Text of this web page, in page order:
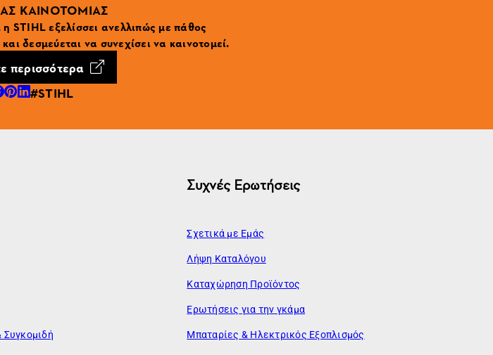
ΚΑΙΝΟΤΟΜΙΑΣ
STIHL εξελίσσει ανελλιπώς με πάθος
δεσμεύεται να συνεχίσει να καινοτομεί.
περισσότερα
#STIHL
Συγκομιδή
Συχνές Ερωτήσεις
Σχετικά με Εμάς
Λήψη Καταλόγου
Καταχώρηση Προϊόντος
Ερωτήσεις για την γκάμα
Μπαταρίες & Ηλεκτρικός Εξοπλισμός